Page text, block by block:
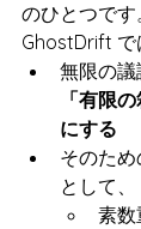
のひとつです
GhostDrift で
無限の議
「有限
にする
そのた
として、
素数